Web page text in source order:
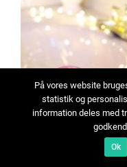
08 januar 2024
Økologisk hudpleje:
du behøver at vide
På vores website
statistik og
information deles med
Ok